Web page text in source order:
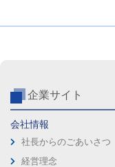
企業サイト
会社情報
社長からのごあいさつ
経営理念